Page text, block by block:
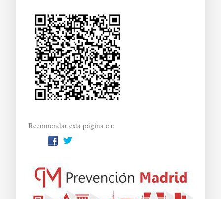
Recomendar esta página en: